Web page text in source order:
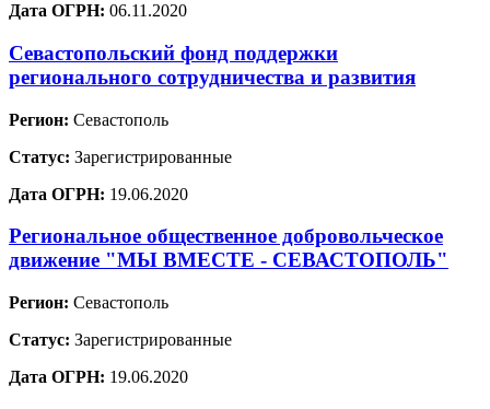
Дата ОГРН: 06.11.2020
Севастопольский фонд поддержки
регионального сотрудничества и развития
Регион: Севастополь
Статус: Зарегистрированные
Дата ОГРН: 19.06.2020
Региональное общественное добровольческое
движение "МЫ ВМЕСТЕ - СЕВАСТОПОЛЬ"
Регион: Севастополь
Статус: Зарегистрированные
Дата ОГРН: 19.06.2020